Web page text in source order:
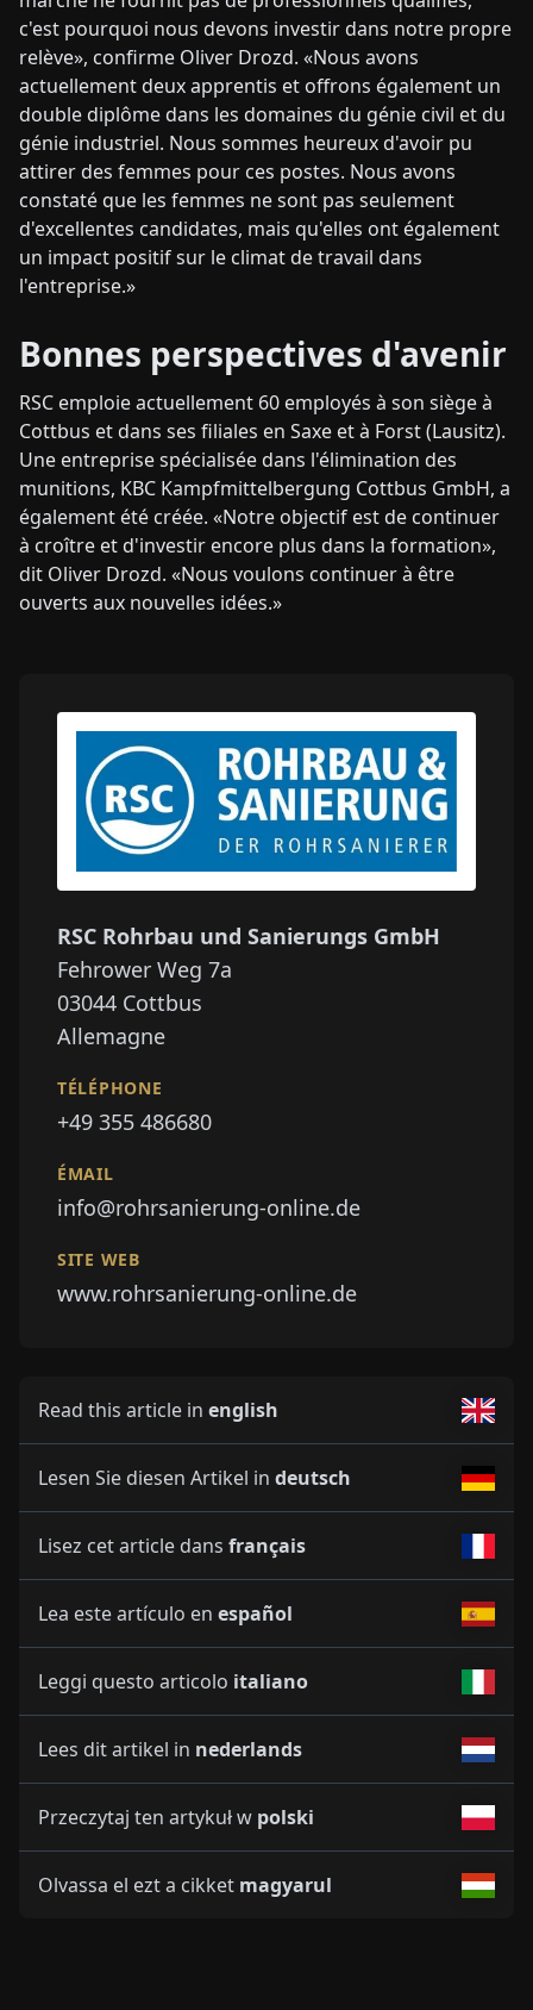
c'est pourquoi nous devons investir dans notre propre
relève», confirme Oliver Drozd. «Nous avons
actuellement deux apprentis et offrons également un
double diplôme dans les domaines du génie civil et du
génie industriel. Nous sommes heureux d'avoir pu
attirer des femmes pour ces postes. Nous avons
constaté que les femmes ne sont pas seulement
d'excellentes candidates, mais qu'elles ont également
un impact positif sur le climat de travail dans
l'entreprise.»
Bonnes perspectives d'avenir
RSC emploie actuellement 60 employés à son siège à
Cottbus et dans ses filiales en Saxe et à Forst (Lausitz).
Une entreprise spécialisée dans l'élimination des
munitions, KBC Kampfmittelbergung Cottbus GmbH, a
également été créée. «Notre objectif est de continuer
à croître et d'investir encore plus dans la formation»,
dit Oliver Drozd. «Nous voulons continuer à être
ouverts aux nouvelles idées.»
RSC Rohrbau und Sanierungs GmbH
Fehrower Weg 7a
03044 Cottbus
Allemagne
TÉLÉPHONE
+49 355 486680
ÉMAIL
info@rohrsanierung-online.de
SITE WEB
www.rohrsanierung-online.de
Read this article in english
Lesen Sie diesen Artikel in deutsch
Lisez cet article dans français
Lea este artículo en español
Leggi questo articolo italiano
Lees dit artikel in nederlands
Przeczytaj ten artykuł w polski
Olvassa el ezt a cikket magyarul